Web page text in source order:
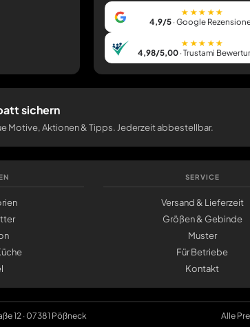
★★★★★
4,9/5 · Google
★★★★★
4,98/5,00 · Trustami
sichern
Motive, Aktionen & Tipps. Jederzeit abbestellbar.
SERVICE
Versand & Lieferzeit
Größen & Gebinde
Muster
Für Betriebe
Kontakt
12 · 07381 Pößneck Alle